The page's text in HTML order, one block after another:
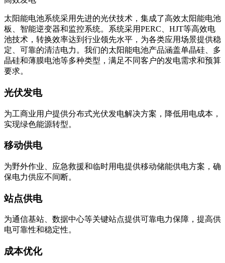
太阳能电池系统采用先进的光伏技术，集成了高效太阳能电池
板、智能逆变器和监控系统。系统采用PERC、HJT等高效电
池技术，转换效率达到行业领先水平，为各类应用场景提供稳
定、可靠的清洁电力。我们的太阳能电池产品涵盖单晶硅、多
晶硅和薄膜电池等多种类型，满足不同客户的发电需求和预算
要求。
光伏发电
为工商业用户提供分布式光伏发电解决方案，降低用电成本，
实现绿色能源转型。
移动供电
为野外作业、应急救援和临时用电提供移动储能供电方案，确
保电力供应不间断。
站点供电
为通信基站、数据中心等关键站点提供可靠电力保障，提高供
电可靠性和稳定性。
成本优化